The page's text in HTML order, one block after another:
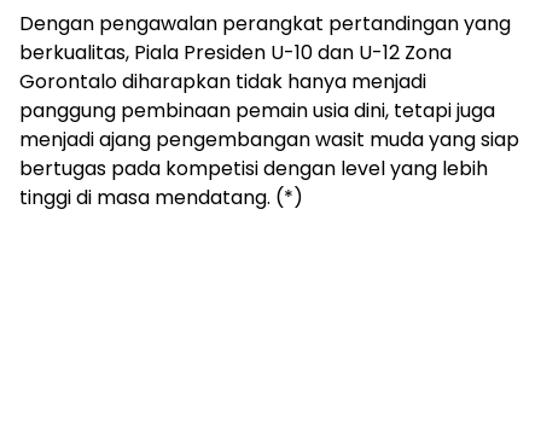
Dengan pengawalan perangkat pertandingan yang
berkualitas, Piala Presiden U-10 dan U-12 Zona
Gorontalo diharapkan tidak hanya menjadi
panggung pembinaan pemain usia dini, tetapi juga
menjadi ajang pengembangan wasit muda yang siap
bertugas pada kompetisi dengan level yang lebih
tinggi di masa mendatang. (*)